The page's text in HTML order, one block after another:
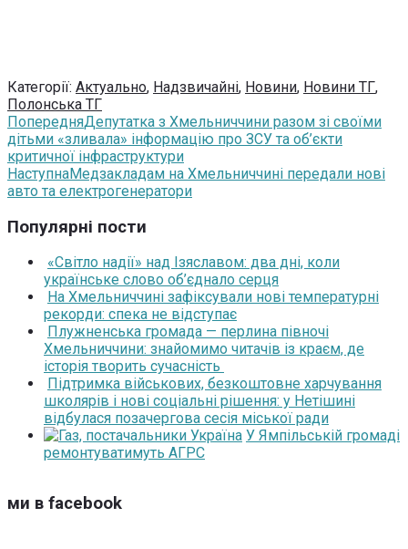
Категорії: Актуально, Надзвичайні, Новини, Новини ТГ,
Полонська ТГ
ПопередняДепутатка з Хмельниччини разом зі своїми
дітьми «зливала» інформацію про ЗСУ та об’єкти
критичної інфраструктури
НаступнаМедзакладам на Хмельниччині передали нові
авто та електрогенератори
Популярні пости
«Світло надії» над Ізяславом: два дні, коли
українське слово об’єднало серця
На Хмельниччині зафіксували нові температурні
рекорди: спека не відступає
Плужненська громада — перлина півночі
Хмельниччини: знайомимо читачів із краєм, де
історія творить сучасність
Підтримка військових, безкоштовне харчування
школярів і нові соціальні рішення: у Нетішині
відбулася позачергова сесія міської ради
У Ямпільській громаді
ремонтуватимуть АГРС
ми в facebook